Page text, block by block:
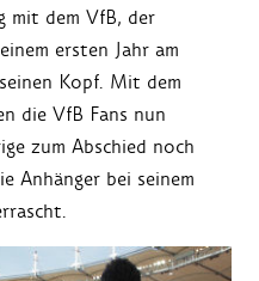
mit dem VfB, der
ersten Jahr am
Kopf. Mit dem
die VfB Fans nun
zum Abschied noch
Anhänger bei seinem